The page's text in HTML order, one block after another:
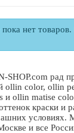
нет
SHOP.com рад
ollin color, ollin
и ollin matise
краски и
условиях.
и все